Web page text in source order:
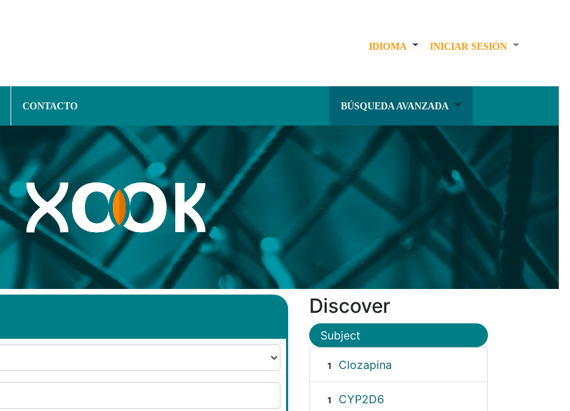
IDIOMA INICIAR SESIÓN
CONTACTO BÚSQUEDA AVANZADA
Discover
Subject
1 Clozapina
1 CYP2D6